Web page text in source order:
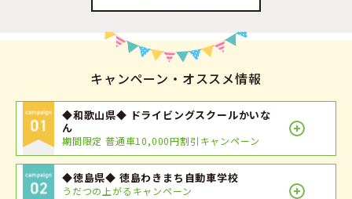
キャンペーン・オススメ情報
◆和歌山県◆ ドライビングスクールかいな
ん
期間限定 普通車10,000円割引キャンペーン
◆徳島県◆ 徳島わきまち自動車学校
うだつの上がるキャンペーン